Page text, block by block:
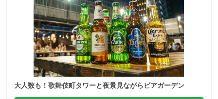
大人数も！歌舞伎町タワーと夜景見ながらビアガーデン